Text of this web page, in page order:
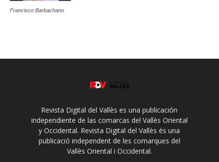
Francisco Barbachano
Revista Digital del Vallès es una publicación
independiente de las comarcas del Vallès Oriental
y Occidental. Revista Digital del Vallès és una
publicació independent de les comarques del
Vallès Oriental i Occidental.